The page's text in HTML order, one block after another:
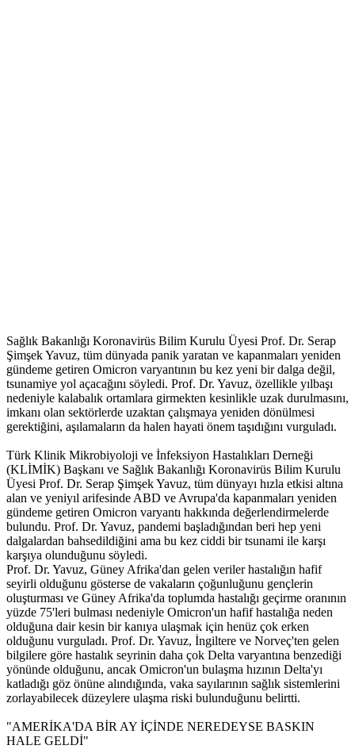
Sağlık Bakanlığı Koronavirüs Bilim Kurulu Üyesi Prof. Dr. Serap
Şimşek Yavuz, tüm dünyada panik yaratan ve kapanmaları yeniden
gündeme getiren Omicron varyantının bu kez yeni bir dalga değil,
tsunamiye yol açacağını söyledi. Prof. Dr. Yavuz, özellikle yılbaşı
nedeniyle kalabalık ortamlara girmekten kesinlikle uzak durulmasını,
imkanı olan sektörlerde uzaktan çalışmaya yeniden dönülmesi
gerektiğini, aşılamaların da halen hayati önem taşıdığını vurguladı.
Türk Klinik Mikrobiyoloji ve İnfeksiyon Hastalıkları Derneği
(KLİMİK) Başkanı ve Sağlık Bakanlığı Koronavirüs Bilim Kurulu
Üyesi Prof. Dr. Serap Şimşek Yavuz, tüm dünyayı hızla etkisi altına
alan ve yeniyıl arifesinde ABD ve Avrupa'da kapanmaları yeniden
gündeme getiren Omicron varyantı hakkında değerlendirmelerde
bulundu. Prof. Dr. Yavuz, pandemi başladığından beri hep yeni
dalgalardan bahsedildiğini ama bu kez ciddi bir tsunami ile karşı
karşıya olunduğunu söyledi.
Prof. Dr. Yavuz, Güney Afrika'dan gelen veriler hastalığın hafif
seyirli olduğunu gösterse de vakaların çoğunluğunu gençlerin
oluşturması ve Güney Afrika'da toplumda hastalığı geçirme oranının
yüzde 75'leri bulması nedeniyle Omicron'un hafif hastalığa neden
olduğuna dair kesin bir kanıya ulaşmak için henüz çok erken
olduğunu vurguladı. Prof. Dr. Yavuz, İngiltere ve Norveç'ten gelen
bilgilere göre hastalık seyrinin daha çok Delta varyantına benzediği
yönünde olduğunu, ancak Omicron'un bulaşma hızının Delta'yı
katladığı göz önüne alındığında, vaka sayılarının sağlık sistemlerini
zorlayabilecek düzeylere ulaşma riski bulunduğunu belirtti.
"AMERİKA'DA BİR AY İÇİNDE NEREDEYSE BASKIN
HALE GELDİ"